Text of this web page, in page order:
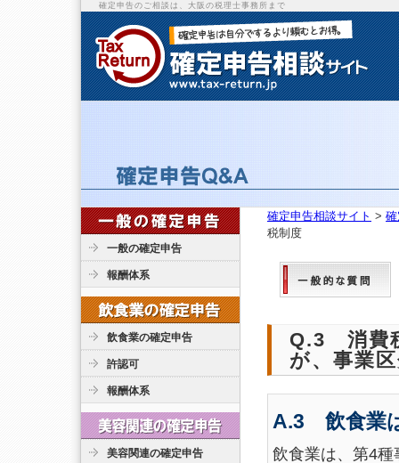
確定申告のご相談は、大阪の税理士事務所まで
一般の確定申告
報酬体系
飲食業の確定申告
許認可
報酬体系
美容関連の確定申告
確定申告相談サイト >
税制度
Q.3 消費
が、事業
A.3 飲食業
飲食業は、第4